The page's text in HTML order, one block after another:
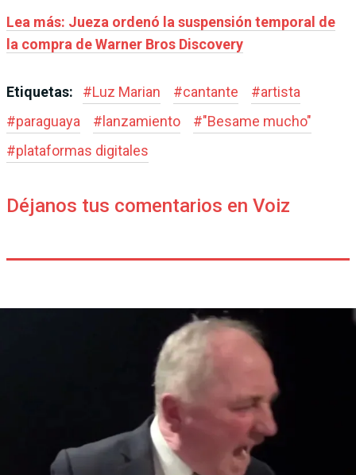
Lea más: Jueza ordenó la suspensión temporal de
la compra de Warner Bros Discovery
Etiquetas: #Luz Marian #cantante #artista
#paraguaya #lanzamiento #"Besame mucho"
#plataformas digitales
Déjanos tus comentarios en Voiz